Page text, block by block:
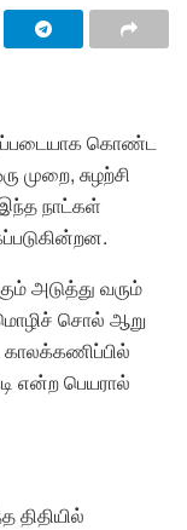
கொண்ட
முறை, சுழற்சி
இந்த நாட்கள்
அடுத்து வரும்
சொல் ஆறு
என்ற பெயரால்
திதியில்